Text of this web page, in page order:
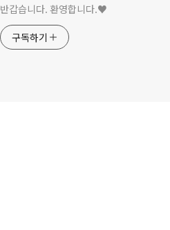
반갑습니다. 환영합니다.♥
구독하기